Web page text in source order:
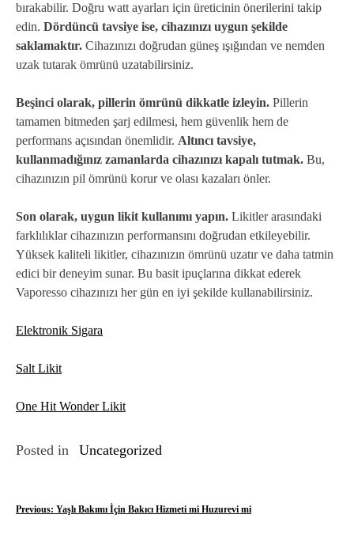
bırakabilir. Doğru watt ayarları için üreticinin önerilerini takip
edin. Dördüncü tavsiye ise, cihazınızı uygun şekilde
saklamaktır. Cihazınızı doğrudan güneş ışığından ve nemden
uzak tutarak ömrünü uzatabilirsiniz.
Beşinci olarak, pillerin ömrünü dikkatle izleyin. Pillerin
tamamen bitmeden şarj edilmesi, hem güvenlik hem de
performans açısından önemlidir. Altıncı tavsiye,
kullanmadığınız zamanlarda cihazınızı kapalı tutmak. Bu,
cihazınızın pil ömrünü korur ve olası kazaları önler.
Son olarak, uygun likit kullanımı yapın. Likitler arasındaki
farklılıklar cihazınızın performansını doğrudan etkileyebilir.
Yüksek kaliteli likitler, cihazınızın ömrünü uzatır ve daha tatmin
edici bir deneyim sunar. Bu basit ipuçlarına dikkat ederek
Vaporesso cihazınızı her gün en iyi şekilde kullanabilirsiniz.
Elektronik Sigara
Salt Likit
One Hit Wonder Likit
Posted in Uncategorized
Y
Previous: Yaşlı Bakımı İçin Bakıcı Hizmeti mi Huzurevi mi